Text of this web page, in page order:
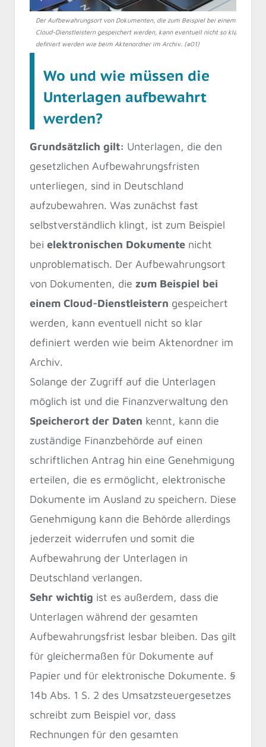
Der Aufbewahrungsort von Dokumenten, die zum Beispiel bei einem
Cloud-Dienstleistern gespeichert werden, kann eventuell nicht so klar
definiert werden wie beim Aktenordner im Archiv. (#01)
Wo und wie müssen die
Unterlagen aufbewahrt
werden?
Grundsätzlich gilt: Unterlagen, die den
gesetzlichen Aufbewahrungsfristen
unterliegen, sind in Deutschland
aufzubewahren. Was zunächst fast
selbstverständlich klingt, ist zum Beispiel
bei elektronischen Dokumente nicht
unproblematisch. Der Aufbewahrungsort
von Dokumenten, die zum Beispiel bei
einem Cloud-Dienstleistern gespeichert
werden, kann eventuell nicht so klar
definiert werden wie beim Aktenordner im
Archiv.
Solange der Zugriff auf die Unterlagen
möglich ist und die Finanzverwaltung den
Speicherort der Daten kennt, kann die
zuständige Finanzbehörde auf einen
schriftlichen Antrag hin eine Genehmigung
erteilen, die es ermöglicht, elektronische
Dokumente im Ausland zu speichern. Diese
Genehmigung kann die Behörde allerdings
jederzeit widerrufen und somit die
Aufbewahrung der Unterlagen in
Deutschland verlangen.
Sehr wichtig ist es außerdem, dass die
Unterlagen während der gesamten
Aufbewahrungsfrist lesbar bleiben. Das gilt
für gleichermaßen für Dokumente auf
Papier und für elektronische Dokumente. §
14b Abs. 1 S. 2 des Umsatzsteuergesetzes
schreibt zum Beispiel vor, dass
Rechnungen für den gesamten